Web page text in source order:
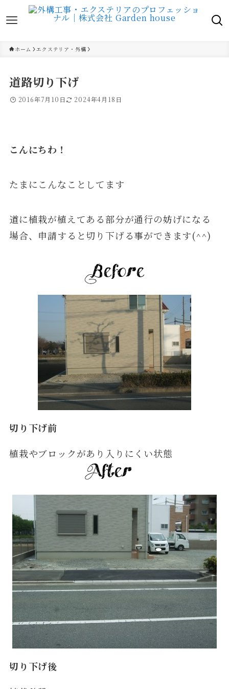
ホーム エクステリア・外構
道路切り下げ
2016年7月10日 2024年4月18日
こんにちわ！
たまにこんなことしてます
道に植栽が植えてある部分が通行の妨げになる
場合、申請すると切り下げる事ができます(^^)
切り下げ前
植栽やブロックがあり入りにくい状態
切り下げ後